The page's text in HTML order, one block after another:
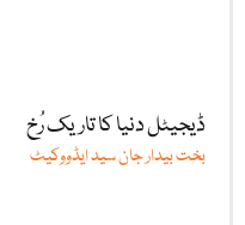
ڈیجیٹل دنیا کا تاریک رُخ
بخت بیدار جان سید ایڈووکیٹ